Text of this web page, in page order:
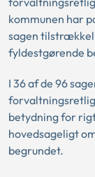
kommunen har
sagen
fyldestgørende
I 36 af de 96
forvaltningsretlig
betydning for
hovedsageligt
begrundet.